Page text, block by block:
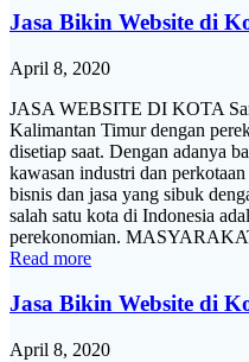
Jasa Bikin Website di
April 8, 2020
JASA WEBSITE DI KOTA
Kalimantan Timur dengan
disetiap saat. Dengan adanya
kawasan industri dan
bisnis dan jasa yang sibuk
salah satu kota di Indonesia
perekonomian.
Read more
Jasa Bikin Website di
April 8, 2020